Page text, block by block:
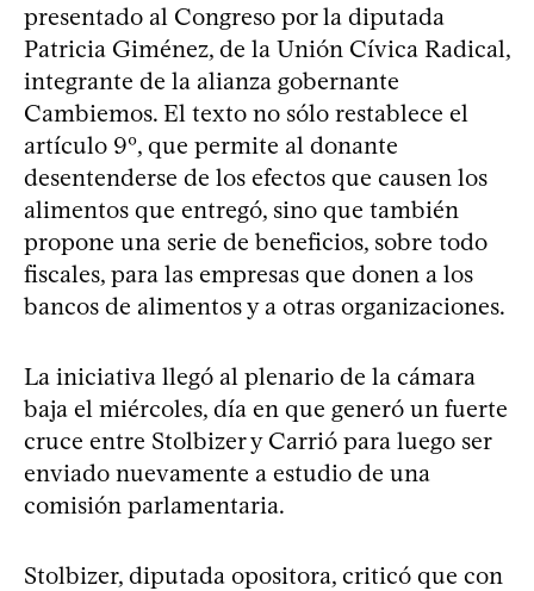
presentado al Congreso por la diputada
Patricia Giménez, de la Unión Cívica Radical,
integrante de la alianza gobernante
Cambiemos. El texto no sólo restablece el
artículo 9º, que permite al donante
desentenderse de los efectos que causen los
alimentos que entregó, sino que también
propone una serie de beneficios, sobre todo
fiscales, para las empresas que donen a los
bancos de alimentos y a otras organizaciones.
La iniciativa llegó al plenario de la cámara
baja el miércoles, día en que generó un fuerte
cruce entre Stolbizer y Carrió para luego ser
enviado nuevamente a estudio de una
comisión parlamentaria.
Stolbizer, diputada opositora, criticó que con